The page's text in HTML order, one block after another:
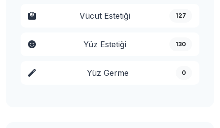
Vücut Estetiği 127
Yüz Estetiği 130
Yüz Germe 0